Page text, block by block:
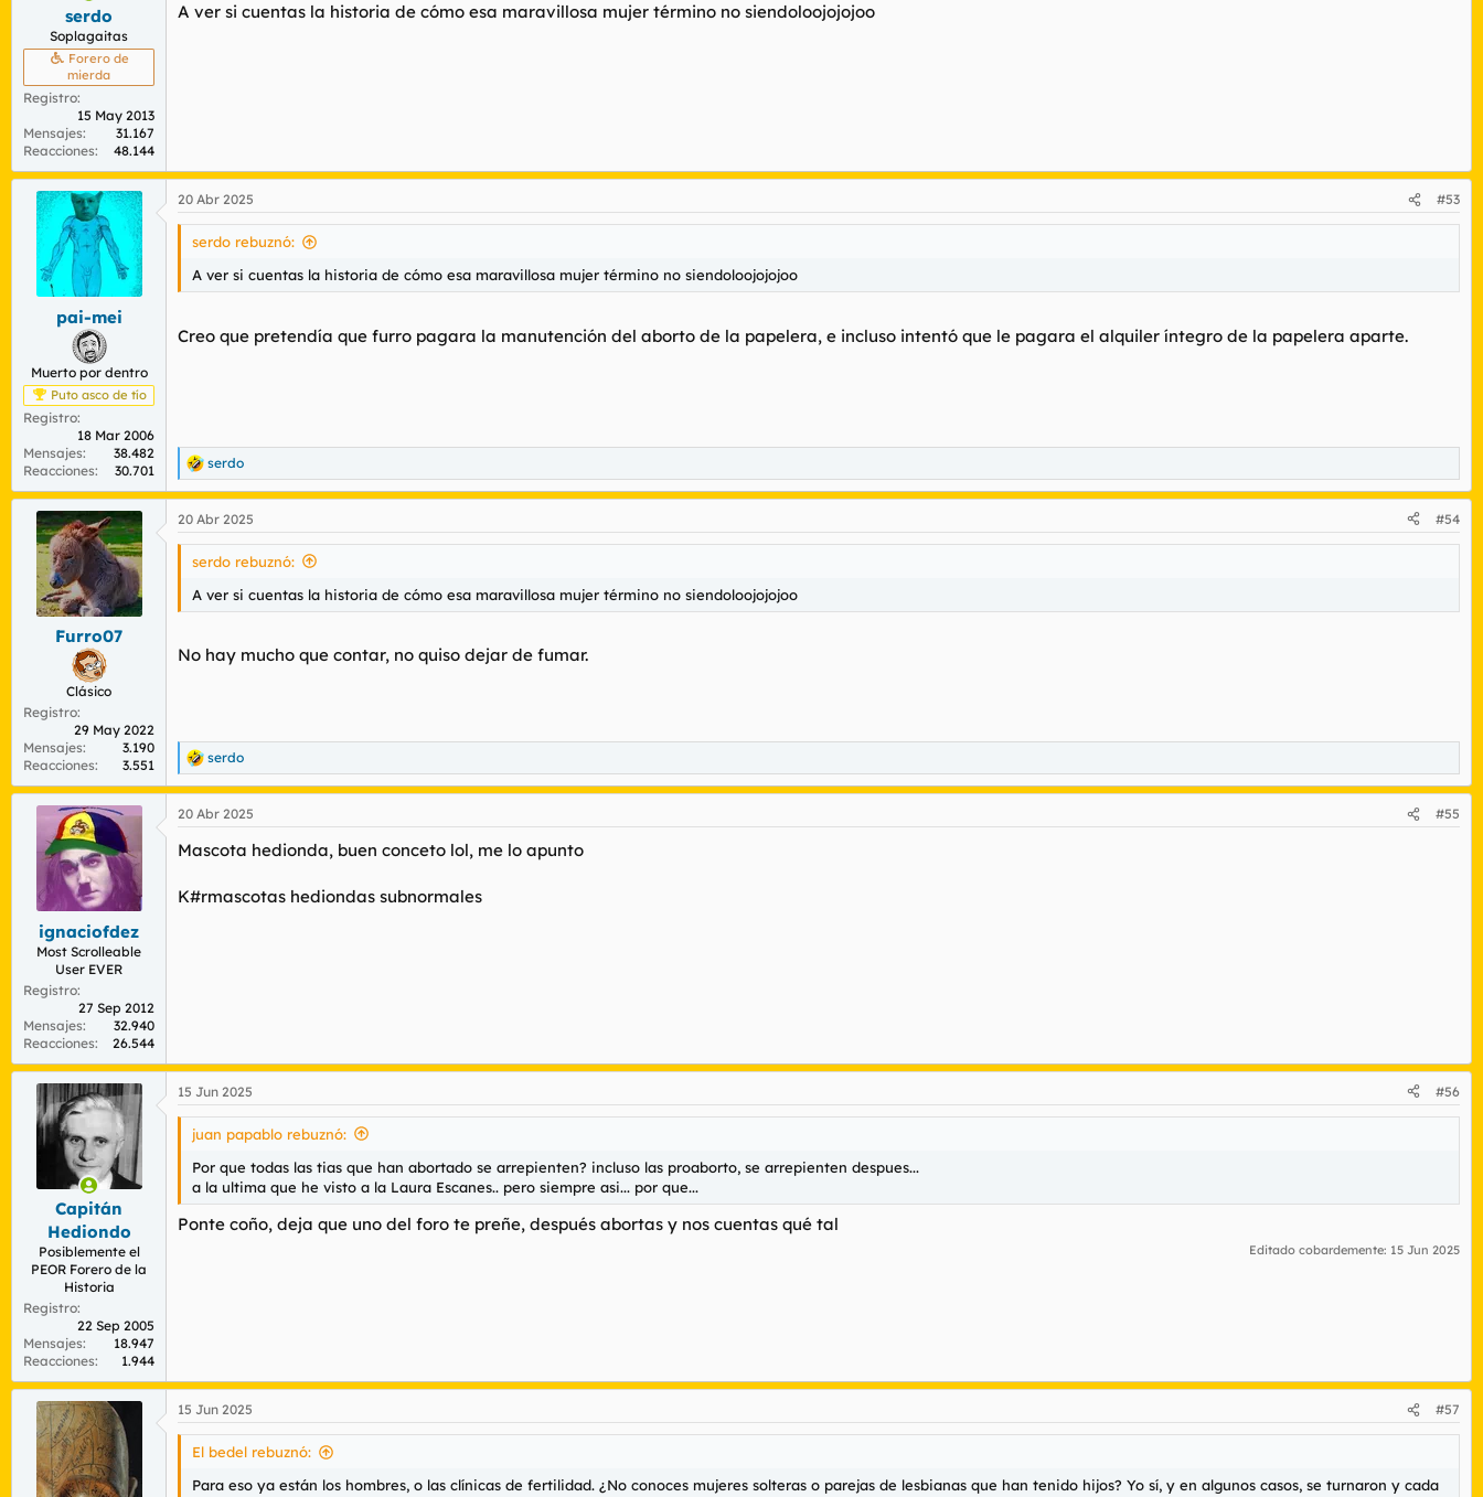
serdo
Soplagaitas
Forero de
mierda
Registro
15 May 2013
Mensajes
31.167
Reacciones
48.144
A ver si cuentas la historia de cómo esa maravillosa mujer término no siendoloojojojoo
pai-mei
Muerto por dentro
Puto asco de tío
Registro
18 Mar 2006
Mensajes
38.482
Reacciones
30.701
20 Abr 2025 #53
serdo rebuznó:
A ver si cuentas la historia de cómo esa maravillosa mujer término no siendoloojojojoo
Creo que pretendía que furro pagara la manutención del aborto de la papelera, e incluso intentó que le pagara el alquiler íntegro de la papelera aparte.
R
e
a
c
c
e
:
serdo
Furro07
Clásico
Registro
29 May 2022
Mensajes
3.190
Reacciones
3.551
20 Abr 2025 #54
serdo rebuznó:
A ver si cuentas la historia de cómo esa maravillosa mujer término no siendoloojojojoo
No hay mucho que contar, no quiso dejar de fumar.
R
e
a
c
i
n
e
serdo
ignaciofdez
Most Scrolleable
User EVER
Registro
27 Sep 2012
Mensajes
32.940
Reacciones
26.544
20 Abr 2025 #55
Mascota hedionda, buen conceto lol, me lo apunto
K#rmascotas hediondas subnormales
Capitán
Hediondo
Posiblemente el
PEOR Forero de la
Historia
Registro
22 Sep 2005
Mensajes
18.947
Reacciones
1.944
15 Jun 2025 #56
juan papablo rebuznó:
Por que todas las tias que han abortado se arrepienten? incluso las proaborto, se arrepienten despues...
a la ultima que he visto a la Laura Escanes.. pero siempre asi... por que...
Ponte coño, deja que uno del foro te preñe, después abortas y nos cuentas qué tal
Editado cobardemente: 15 Jun 2025
15 Jun 2025 #57
El bedel rebuznó:
Para eso ya están los hombres, o las clínicas de fertilidad. ¿No conoces mujeres solteras o parejas de lesbianas que han tenido hijos? Yo sí, y en algunos casos, se turnaron y cada